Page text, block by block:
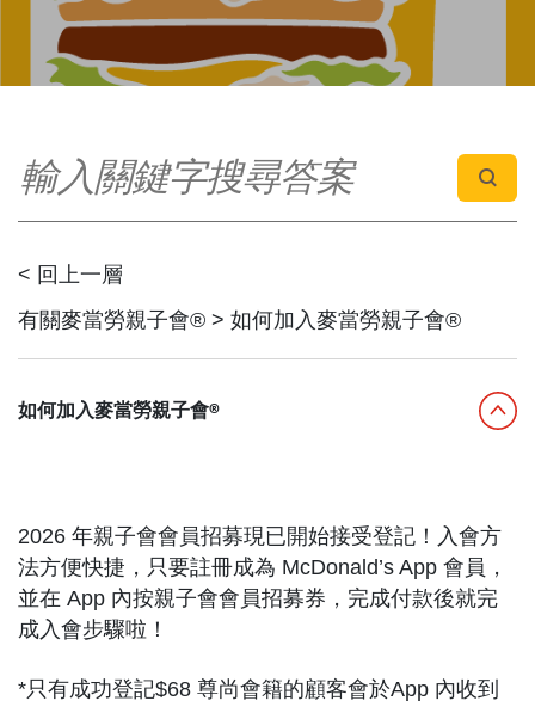
搜尋
English
24小時麥麥送
麥當勞親子會®
屢獲殊榮
加入我們
< 回上一層
有關麥當勞親子會® > 如何加入麥當勞親子會®
如何加入麥當勞親子會®
2026 年親子會會員招募現已開始接受登記！入會方
法方便快捷，只要註冊成為 McDonald’s App 會員，
並在 App 內按親子會會員招募券，完成付款後就完
成入會步驟啦！
*只有成功登記$68 尊尚會籍的顧客會於App 內收到